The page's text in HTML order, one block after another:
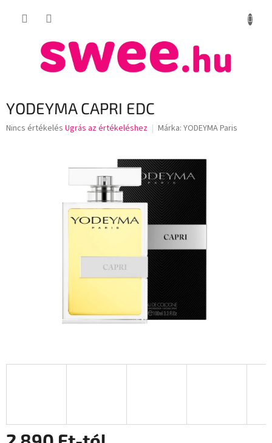
KOSÁR
YODEYMA CAPRI EDC
A
Nincs értékelés Ugrás az értékeléshez Márka: YODEYMA Paris